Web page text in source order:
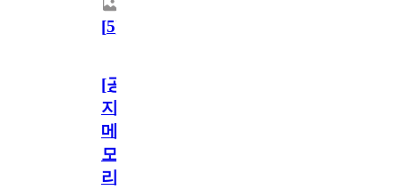
[5]
[공
지]
메
모
리